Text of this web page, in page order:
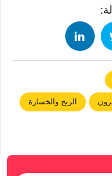
الربح والخسارة